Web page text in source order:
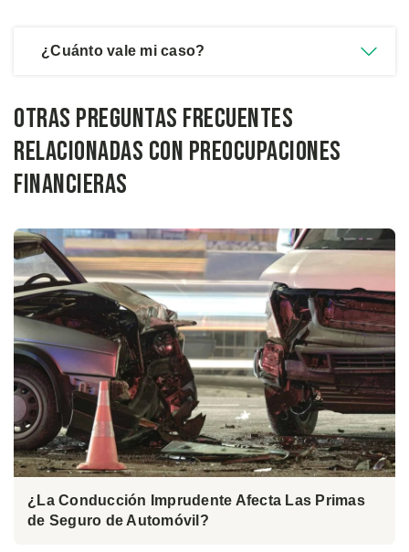
¿Cuánto vale mi caso?
Otras preguntas frecuentes
relacionadas con Preocupaciones
Financieras
¿La Conducción Imprudente Afecta Las Primas
de Seguro de Automóvil?